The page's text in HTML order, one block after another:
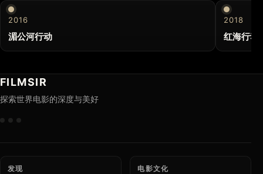
2016
湄公河行动
2018
红海行动
FILMSIR
探索世界电影的深度与美好
发现 电影文化